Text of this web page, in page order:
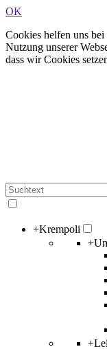
OK
Cookies helfen uns
Nutzung unserer
dass wir Cookies
+Krempoli
+
+